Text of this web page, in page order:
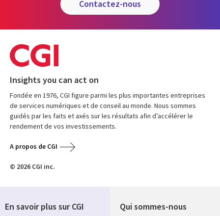
contactez-nous
Insights you can act on
Fondée en 1976, CGI figure parmi les plus importantes entreprises
de services numériques et de conseil au monde. Nous sommes
guidés par les faits et axés sur les résultats afin d’accélérer le
rendement de vos investissements.
A propos de CGI
© 2026 CGI inc.
Qui sommes-nous
En savoir plus sur CGI